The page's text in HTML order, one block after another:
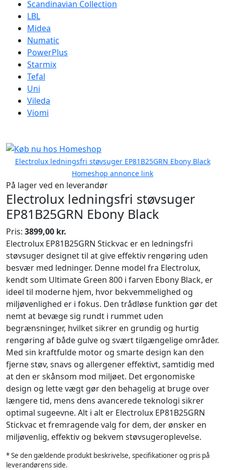
Scandinavian Collection
LBL
Midea
Numatic
PowerPlus
Starmix
Tefal
Uni
Vileda
Viomi
Electrolux ledningsfri støvsuger EP81B25GRN Ebony Black
Homeshop annonce link
På lager ved en leverandør
Electrolux ledningsfri støvsuger
EP81B25GRN Ebony Black
Pris: 3899,00 kr.
Electrolux EP81B25GRN Stickvac er en ledningsfri
støvsuger designet til at give effektiv rengøring uden
besvær med ledninger. Denne model fra Electrolux,
kendt som Ultimate Green 800 i farven Ebony Black, er
ideel til moderne hjem, hvor bekvemmelighed og
miljøvenlighed er i fokus. Den trådløse funktion gør det
nemt at bevæge sig rundt i rummet uden
begrænsninger, hvilket sikrer en grundig og hurtig
rengøring af både gulve og svært tilgængelige områder.
Med sin kraftfulde motor og smarte design kan den
fjerne støv, snavs og allergener effektivt, samtidig med
at den er skånsom mod miljøet. Det ergonomiske
design og lette vægt gør den behagelig at bruge over
længere tid, mens dens avancerede teknologi sikrer
optimal sugeevne. Alt i alt er Electrolux EP81B25GRN
Stickvac et fremragende valg for dem, der ønsker en
miljøvenlig, effektiv og bekvem støvsugeroplevelse.
* Se den gældende produkt beskrivelse, specifikationer og pris på
leverandørens side.